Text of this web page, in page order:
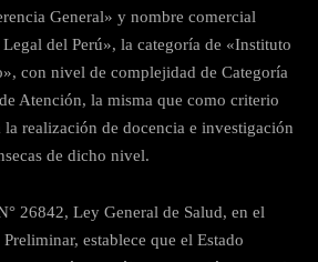
General» y nombre comercial
del Perú», la categoría de «Instituto
con nivel de complejidad de Categoría
Atención, la misma que como criterio
realización de docencia e investigación
de dicho nivel.
26842, Ley General de Salud, en el
establece que el Estado